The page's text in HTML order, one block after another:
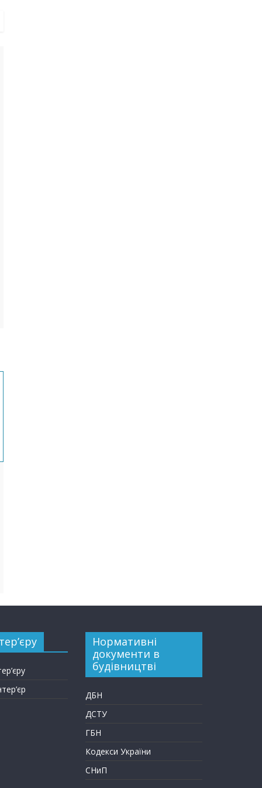
Нормативні
документи в
будівництві
ДБН
ДСТУ
ГБН
Кодекси України
СНиП